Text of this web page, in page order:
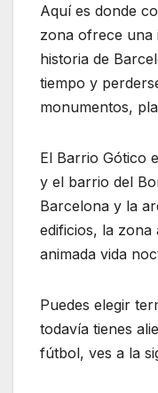
Aquí es donde
zona ofrece una
historia de
tiempo y
monumentos,
El Barrio Gótico
y el barrio del
Barcelona y la
edificios, la
animada vida
Puedes elegir
todavía tienes
fútbol, ves a la